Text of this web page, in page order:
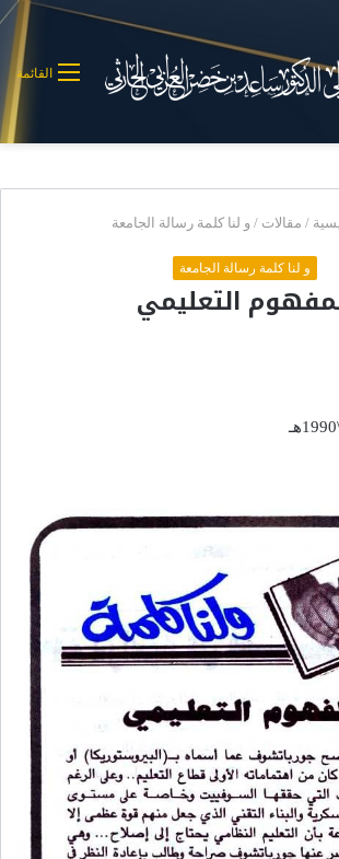
القائمة
/ مقالات / و لنا كلمة رسالة الجامعة
و لنا كلمة رسالة الجامعة
التعليمي